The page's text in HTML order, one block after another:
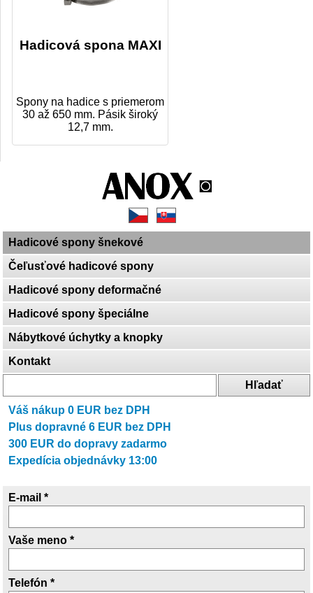
Hadicové spony šnekové
Čeľusťové hadicové spony
Hadicové spony deformačné
Hadicové spony špeciálne
Nábytkové úchytky a knopky
Kontakt
E-mail *
Vaše meno *
Telefón *
Váš nákup 0 EUR bez DPH
Plus dopravné 6 EUR bez DPH
300 EUR do dopravy zadarmo
Expedícia objednávky 13:00
Hadicová spona MAXI
Spony na hadice s priemerom
30 až 650 mm. Pásik široký
12,7 mm.